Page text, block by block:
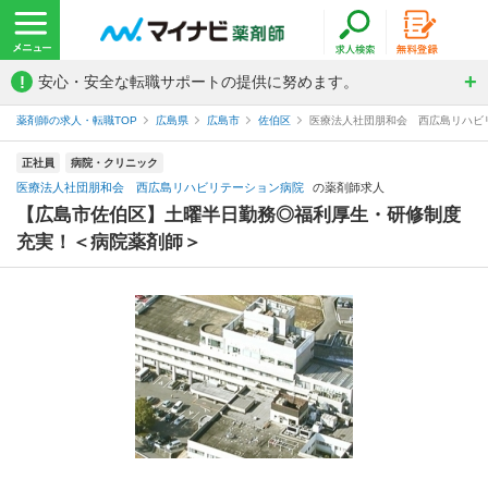
! 安心・安全な転職サポートの提供に努めます。
薬剤師の求人・転職TOP 広島県 広島市 佐伯区 医療法人社団朋和会 西広島リハビ
正社員 病院・クリニック
医療法人社団朋和会 西広島リハビリテーション病院 の薬剤師求人
【広島市佐伯区】土曜半日勤務◎福利厚生・研修制度
充実！＜病院薬剤師＞